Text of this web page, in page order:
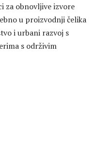
za obnovljive izvore
u proizvodnji čelika
i urbani razvoj s
s održivim